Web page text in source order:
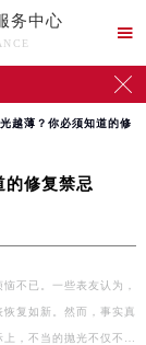
务中心


越薄？你必须知道的修
的修复禁忌
不已。一些表友认为，
复如新。然而，事实真
，不当的抛光不仅不能